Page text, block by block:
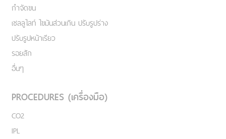
กำจัดขน
เชลลูไลท์ ไขมันส่วนเกิน ปรับรูปร่าง
ปรับรูปหน้าเรียว
รอยสัก
อื่นๆ
PROCEDURES (เครื่องมือ)
CO2
IPL